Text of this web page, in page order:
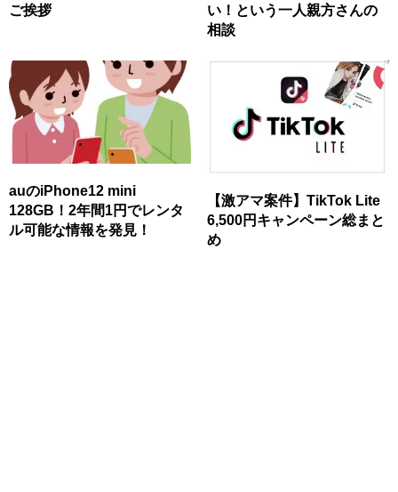
ご挨拶
い！という一人親方さんの
相談
auのiPhone12 mini
128GB！2年間1円でレンタ
ル可能な情報を発見！
【激アマ案件】TikTok Lite
6,500円キャンペーン総まと
め